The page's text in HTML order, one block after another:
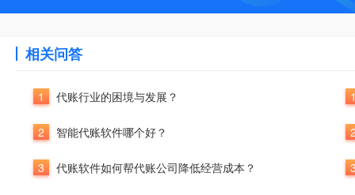
相关问答
1 代账行业的困境与发展？
2 智能代账软件哪个好？
3 代账软件如何帮代账公司降低经营成本？